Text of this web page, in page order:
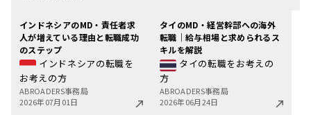
インドネシアのMD・責任者求
人が増えている理由と転職成功
のステップ
インドネシアの転職を
お考えの方
ABROADERS事務局
2026年07月01日
タイのMD・経営幹部への海外
転職｜給与相場と求められるス
キルを解説
タイの転職をお考えの
方
ABROADERS事務局
2026年06月24日